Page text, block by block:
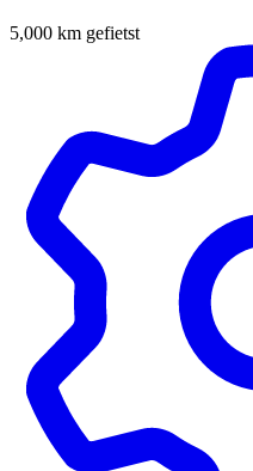
5,000 km gefietst